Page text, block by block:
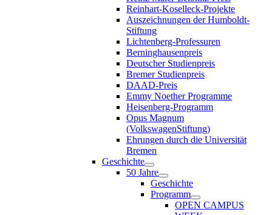
Reinhart-Koselleck-Projekte
Auszeichnungen der Humboldt-
Stiftung
Lichtenberg-Professuren
Berninghausenpreis
Deutscher Studienpreis
Bremer Studienpreis
DAAD-Preis
Emmy Noether Programme
Heisenberg-Programm
Opus Magnum
(VolkswagenStiftung)
Ehrungen durch die Universität
Bremen
Geschichte
50 Jahre
Geschichte
Programm
OPEN CAMPUS